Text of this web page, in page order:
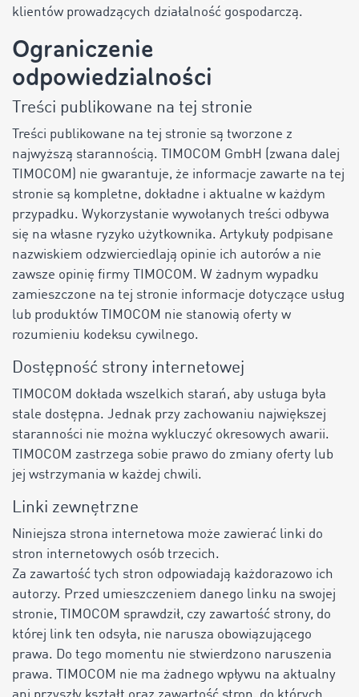
klientów prowadzących działalność gospodarczą.
Ograniczenie
odpowiedzialności
Treści publikowane na tej stronie
Treści publikowane na tej stronie są tworzone z
najwyższą starannością. TIMOCOM GmbH (zwana dalej
TIMOCOM) nie gwarantuje, że informacje zawarte na tej
stronie są kompletne, dokładne i aktualne w każdym
przypadku. Wykorzystanie wywołanych treści odbywa
się na własne ryzyko użytkownika. Artykuły podpisane
nazwiskiem odzwierciedlają opinie ich autorów a nie
zawsze opinię firmy TIMOCOM. W żadnym wypadku
zamieszczone na tej stronie informacje dotyczące usług
lub produktów TIMOCOM nie stanowią oferty w
rozumieniu kodeksu cywilnego.
Dostępność strony internetowej
TIMOCOM dokłada wszelkich starań, aby usługa była
stale dostępna. Jednak przy zachowaniu największej
staranności nie można wykluczyć okresowych awarii.
TIMOCOM zastrzega sobie prawo do zmiany oferty lub
jej wstrzymania w każdej chwili.
Linki zewnętrzne
Niniejsza strona internetowa może zawierać linki do
stron internetowych osób trzecich.
Za zawartość tych stron odpowiadają każdorazowo ich
autorzy. Przed umieszczeniem danego linku na swojej
stronie, TIMOCOM sprawdził, czy zawartość strony, do
której link ten odsyła, nie narusza obowiązującego
prawa. Do tego momentu nie stwierdzono naruszenia
prawa. TIMOCOM nie ma żadnego wpływu na aktualny